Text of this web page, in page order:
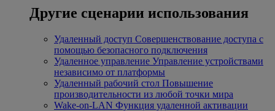
Другие сценарии использования
Удаленный доступ Совершенствование доступа с
помощью безопасного подключения
Удаленное управление Управление устройствами
независимо от платформы
Удаленный рабочий стол Повышение
производительности из любой точки мира
Wake-on-LAN Функция удаленной активации